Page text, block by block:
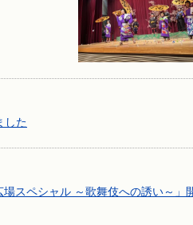
した
スペシャル ～歌舞伎への誘い～」